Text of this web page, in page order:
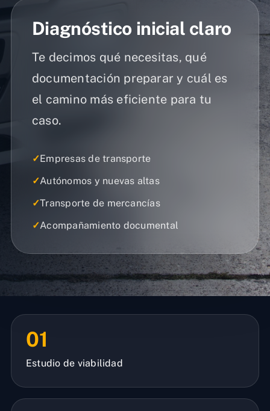
Diagnóstico inicial claro
Te decimos qué necesitas, qué
documentación preparar y cuál es
el camino más eficiente para tu
caso.
✓Empresas de transporte
✓Autónomos y nuevas altas
✓Transporte de mercancías
✓Acompañamiento documental
01
Estudio de viabilidad